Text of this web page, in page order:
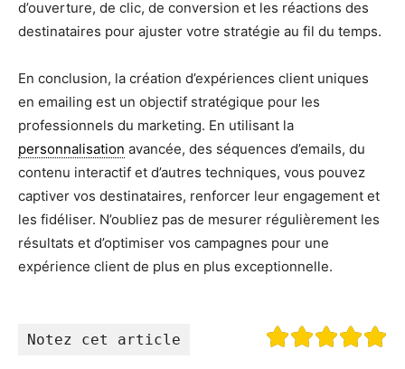
d’ouverture, de clic, de conversion et les réactions des
destinataires pour ajuster votre stratégie au fil du temps.
En conclusion, la création d’expériences client uniques
en emailing est un objectif stratégique pour les
professionnels du marketing. En utilisant la
personnalisation avancée, des séquences d’emails, du
contenu interactif et d’autres techniques, vous pouvez
captiver vos destinataires, renforcer leur engagement et
les fidéliser. N’oubliez pas de mesurer régulièrement les
résultats et d’optimiser vos campagnes pour une
expérience client de plus en plus exceptionnelle.
Notez cet article